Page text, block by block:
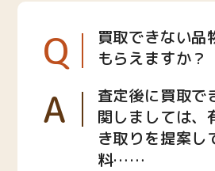
Q
買取できない品
もらえますか？
A
査定後に買取で
関しましては、
き取りを提案し
料……